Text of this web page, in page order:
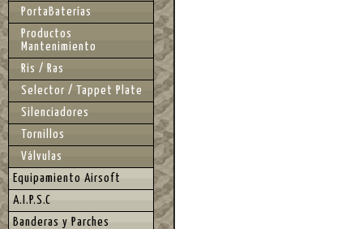
PortaBaterías
Productos
Mantenimiento
Ris / Ras
Selector / Tappet Plate
Silenciadores
Tornillos
Válvulas
Equipamiento Airsoft
A.I.P.S.C
Banderas y Parches